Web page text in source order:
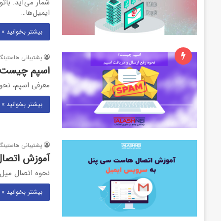
شمار می‌آید.
ایمیل‌ها…
بیشتر بخوانید »
پشتیبانی
اسپم
معرفی اسپم،
بیشتر بخوانید »
پشتیبانی
آموزش
نحوه اتصال
بیشتر بخوانید »